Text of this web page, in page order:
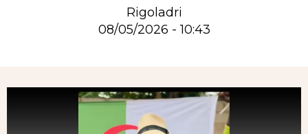
Rigoladri
08/05/2026 - 10:43